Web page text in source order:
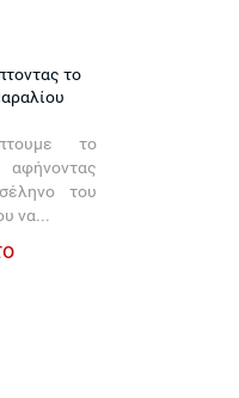
το
το
του
να...